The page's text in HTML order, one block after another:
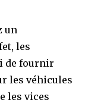
un
les
de fournir
les véhicules
les vices